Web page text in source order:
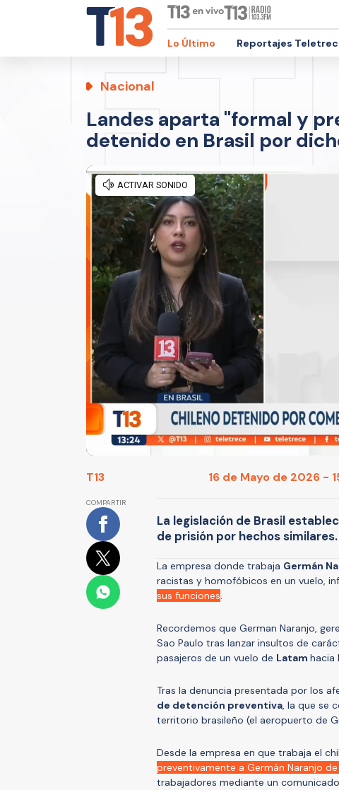
Lo Último Reportajes
Nacional
Landes aparta "formal y
detenido en Brasil por
T13 16 de Mayo de 2026 -
COMPARTIR
La legislación de Brasil
de prisión por hechos similares.
La empresa donde trabaja Germán
racistas y homofóbicos en un vuelo,
sus funciones.
Recordemos que German Naranjo,
Sao Paulo tras lanzar insultos de
pasajeros de un vuelo de Latam hacia
Tras la denuncia presentada por los
de detención preventiva, la que se
territorio brasileño (el aeropuerto de
Desde la empresa en que trabaja el
preventivamente a Germán Naranjo
trabajadores mediante un